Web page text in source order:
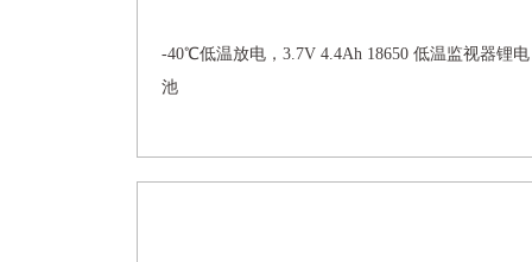
-40℃低温放电，3.7V 4.4Ah 18650 低温监视器锂电
池